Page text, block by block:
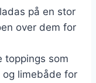
på en stor
over dem for
toppings som
og limebåde for